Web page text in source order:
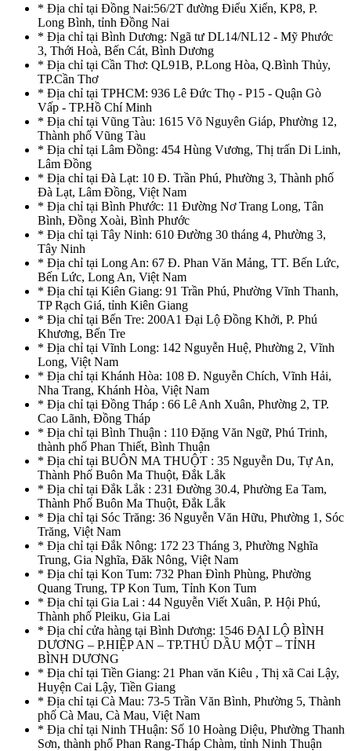
* Địa chỉ tại Đồng Nai:56/2T đường Điểu Xiển, KP8, P.
Long Bình, tỉnh Đồng Nai
* Địa chỉ tại Bình Dương: Ngã tư DL14/NL12 - Mỹ Phước
3, Thới Hoà, Bến Cát, Bình Dương
* Địa chỉ tại Cần Thơ: QL91B, P.Long Hòa, Q.Bình Thủy,
TP.Cần Thơ
* Địa chỉ tại TPHCM: 936 Lê Đức Thọ - P15 - Quận Gò
Vấp - TP.Hồ Chí Minh
* Địa chỉ tại Vũng Tàu: 1615 Võ Nguyên Giáp, Phường 12,
Thành phố Vũng Tàu
* Địa chỉ tại Lâm Đồng: 454 Hùng Vương, Thị trấn Di Linh,
Lâm Đồng
* Địa chỉ tại Đà Lạt: 10 Đ. Trần Phú, Phường 3, Thành phố
Đà Lạt, Lâm Đồng, Việt Nam
* Địa chỉ tại Bình Phước: 11 Đường Nơ Trang Long, Tân
Bình, Đồng Xoài, Bình Phước
* Địa chỉ tại Tây Ninh: 610 Đường 30 tháng 4, Phường 3,
Tây Ninh
* Địa chỉ tại Long An: 67 Đ. Phan Văn Mảng, TT. Bến Lức,
Bến Lức, Long An, Việt Nam
* Địa chỉ tại Kiên Giang: 91 Trần Phú, Phường Vĩnh Thanh,
TP Rạch Giá, tỉnh Kiên Giang
* Địa chỉ tại Bến Tre: 200A1 Đại Lộ Đồng Khởi, P. Phú
Khương, Bến Tre
* Địa chỉ tại Vĩnh Long: 142 Nguyễn Huệ, Phường 2, Vĩnh
Long, Việt Nam
* Địa chỉ tại Khánh Hòa: 108 Đ. Nguyễn Chích, Vĩnh Hải,
Nha Trang, Khánh Hòa, Việt Nam
* Địa chỉ tại Đồng Tháp : 66 Lê Anh Xuân, Phường 2, TP.
Cao Lãnh, Đồng Tháp
* Địa chỉ tại Bình Thuận : 110 Đặng Văn Ngữ, Phú Trinh,
thành phố Phan Thiết, Bình Thuận
* Địa chỉ tại BUÔN MA THUỘT : 35 Nguyễn Du, Tự An,
Thành Phố Buôn Ma Thuột, Đắk Lắk
* Địa chỉ tại Đắk Lắk : 231 Đường 30.4, Phường Ea Tam,
Thành Phố Buôn Ma Thuột, Đắk Lắk
* Địa chỉ tại Sóc Trăng: 36 Nguyễn Văn Hữu, Phường 1, Sóc
Trăng, Việt Nam
* Địa chỉ tại Đắk Nông: 172 23 Tháng 3, Phường Nghĩa
Trung, Gia Nghĩa, Đăk Nông, Việt Nam
* Địa chỉ tại Kon Tum: 732 Phan Đình Phùng, Phường
Quang Trung, TP Kon Tum, Tỉnh Kon Tum
* Địa chỉ tại Gia Lai : 44 Nguyễn Viết Xuân, P. Hội Phú,
Thành phố Pleiku, Gia Lai
* Địa chỉ cửa hàng tại Bình Dương: 1546 ĐẠI LỘ BÌNH
DƯƠNG – P.HIỆP AN – TP.THỦ DẦU MỘT – TỈNH
BÌNH DƯƠNG
* Địa chỉ tại Tiền Giang: 21 Phan văn Kiêu , Thị xã Cai Lậy,
Huyện Cai Lậy, Tiền Giang
* Địa chỉ tại Cà Mau: 73-5 Trần Văn Bình, Phường 5, Thành
phố Cà Mau, Cà Mau, Việt Nam
* Địa chỉ tại Ninh THuận: Số 10 Hoàng Diệu, Phường Thanh
Sơn, thành phố Phan Rang-Tháp Chàm, tỉnh Ninh Thuận